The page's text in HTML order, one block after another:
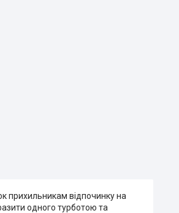
прихильникам відпочинку на
одного турботою та